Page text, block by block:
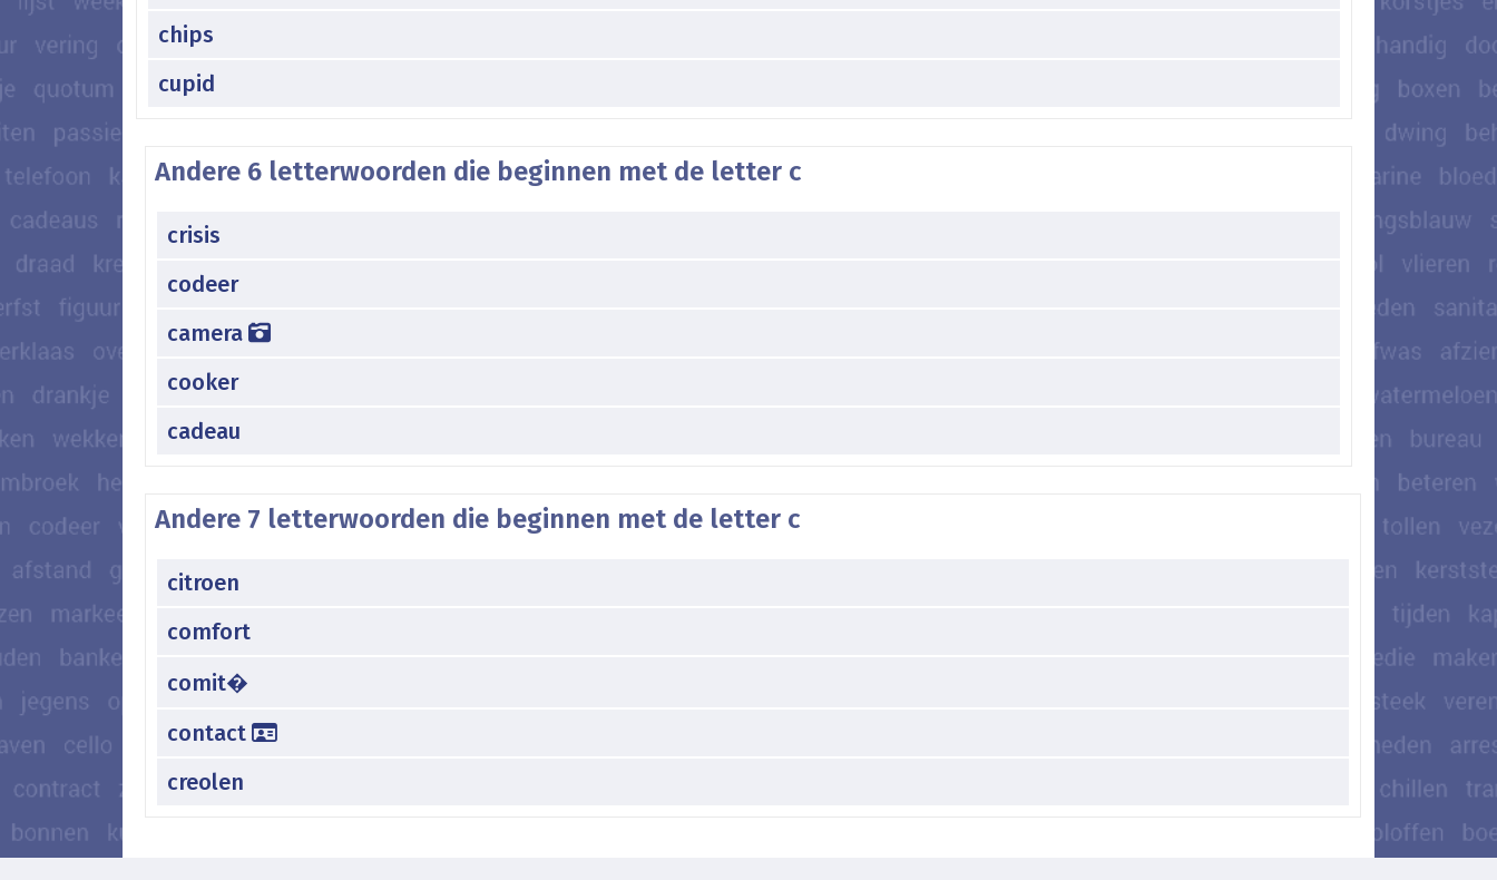
chips
cupid
Andere 6 letterwoorden die beginnen met de letter c
crisis
codeer
camera
cooker
cadeau
Andere 7 letterwoorden die beginnen met de letter c
citroen
comfort
comit�
contact
creolen